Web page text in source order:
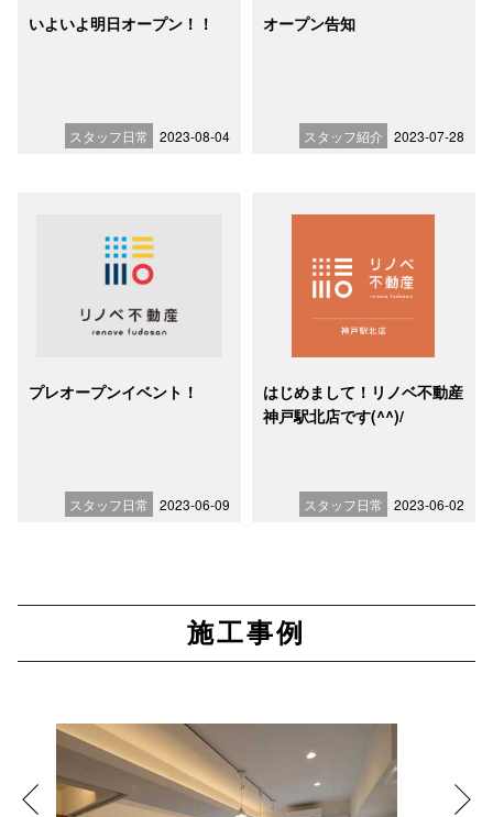
いよいよ明日オープン！！
スタッフ日常 2023-08-04
オープン告知
スタッフ紹介 2023-07-28
プレオープンイベント！
スタッフ日常 2023-06-09
はじめまして！リノベ不動産
神戸駅北店です(^^)/
スタッフ日常 2023-06-02
施工事例